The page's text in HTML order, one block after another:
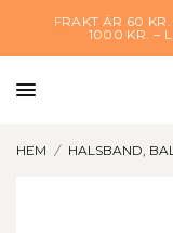
FRAKT ÄR 60
1000 KR. –
HEM / HALSBAND,